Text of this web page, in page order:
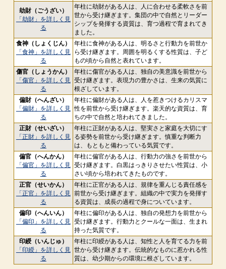
劫財（ごうざい）
「劫財」を詳しく見
る
年柱に劫財がある人は、人に合わせる柔軟さを前
世から受け継ぎます。集団の中で自然とリーダー
シップを発揮する資質は、育つ過程で育まれてき
ました。
食神（しょくじん）
「食神」を詳しく見
る
年柱に食神がある人は、明るさと行動力を前世か
ら受け継ぎます。周囲を明るくする性質は、子ど
もの頃から自然と表れています。
傷官（しょうかん）
「傷官」を詳しく見
る
年柱に傷官がある人は、独自の美意識を前世から
受け継ぎます。表現力の豊かさは、生来の気質に
根ざしています。
偏財（へんざい）
「偏財」を詳しく見
る
年柱に偏財がある人は、人を惹きつけるカリスマ
性を前世から受け継ぎます。楽天的な資質は、育
ちの中で自然と培われてきました。
正財（せいざい）
「正財」を詳しく見
る
年柱に正財がある人は、堅実さと家庭を大切にす
る姿勢を前世から受け継ぎます。慎重な判断力
は、もともと備わっている気質です。
偏官（へんかん）
「偏官」を詳しく見
る
年柱に偏官がある人は、行動力の強さを前世から
受け継ぎます。白黒はっきりさせたい性質は、小
さい頃から培われてきたものです。
正官（せいかん）
「正官」を詳しく見
る
年柱に正官がある人は、規律を重んじる責任感を
前世から受け継ぎます。組織の中で実力を発揮す
る資質は、成長の過程で身についています。
偏印（へんいん）
「偏印」を詳しく見
る
年柱に偏印がある人は、独自の発想力を前世から
受け継ぎます。行動力とクールな一面は、生まれ
持った気質です。
印綬（いんじゅ）
「印綬」を詳しく見
る
年柱に印綬がある人は、知性と人を育てる力を前
世から受け継ぎます。伝統的なものに惹かれる性
質は、幼少期からの環境に根ざしています。